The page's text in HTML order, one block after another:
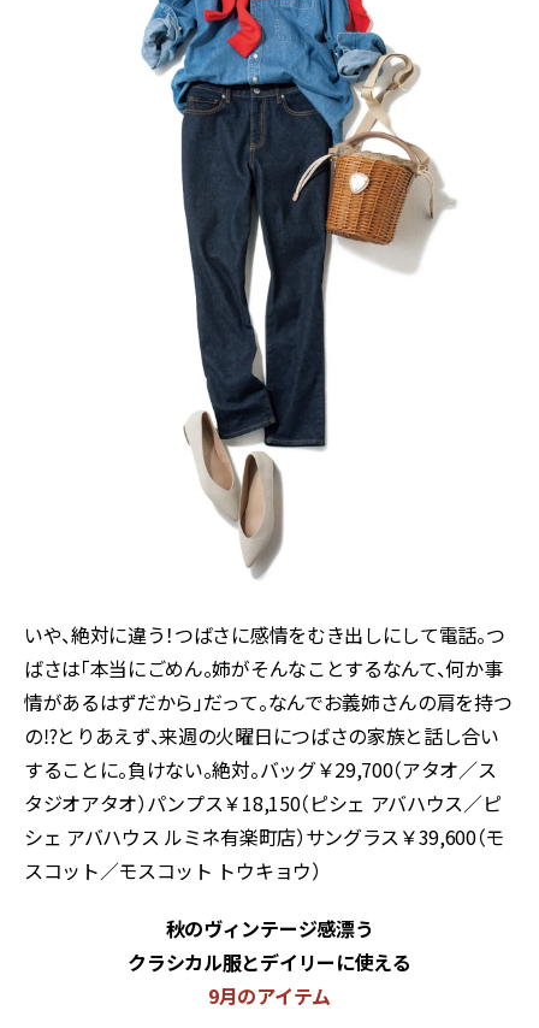
いや、絶対に違う！つばさに感情をむき出しにして電話。つ
ばさは「本当にごめん。姉がそんなことするなんて、何か事
情があるはずだから」だって。なんでお義姉さんの肩を持つ
の⁉とりあえず、来週の火曜日につばさの家族と話し合い
することに。負けない。絶対。バッグ￥29,700（アタオ／ス
タジオアタオ）パンプス￥18,150（ピシェ アバハウス／ピ
シェ アバハウス ルミネ有楽町店）サングラス￥39,600（モ
スコット／モスコット トウキョウ）
秋のヴィンテージ感漂う
クラシカル服とデイリーに使える
9月のアイテム